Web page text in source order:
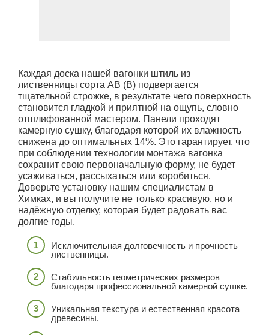
Каждая доска нашей вагонки штиль из
лиственницы сорта АВ (В) подвергается
тщательной строжке, в результате чего поверхность
становится гладкой и приятной на ощупь, словно
отшлифованной мастером. Панели проходят
камерную сушку, благодаря которой их влажность
снижена до оптимальных 14%. Это гарантирует, что
при соблюдении технологии монтажа вагонка
сохранит свою первоначальную форму, не будет
усаживаться, рассыхаться или коробиться.
Доверьте установку нашим специалистам в
Химках, и вы получите не только красивую, но и
надёжную отделку, которая будет радовать вас
долгие годы.
Исключительная долговечность и прочность
лиственницы.
Стабильность геометрических размеров
благодаря профессиональной камерной сушке.
Уникальная текстура и естественная красота
древесины.